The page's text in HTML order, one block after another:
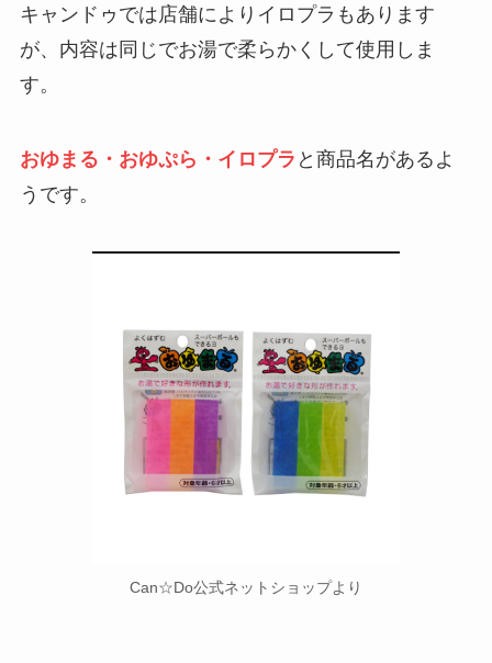
キャンドゥでは店舗によりイロプラもあります
が、内容は同じでお湯で柔らかくして使用しま
す。
おゆまる・おゆぷら・イロプラ と商品名があるよ
うです。
Can☆Do公式ネットショップより